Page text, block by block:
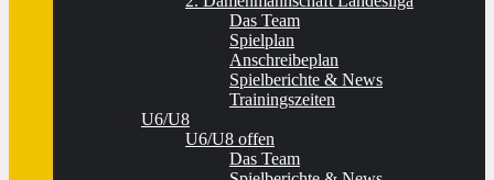
Das Team
Spielplan
Anschreibeplan
Spielberichte & News
Trainingszeiten
U6/U8
U6/U8 offen
Das Team